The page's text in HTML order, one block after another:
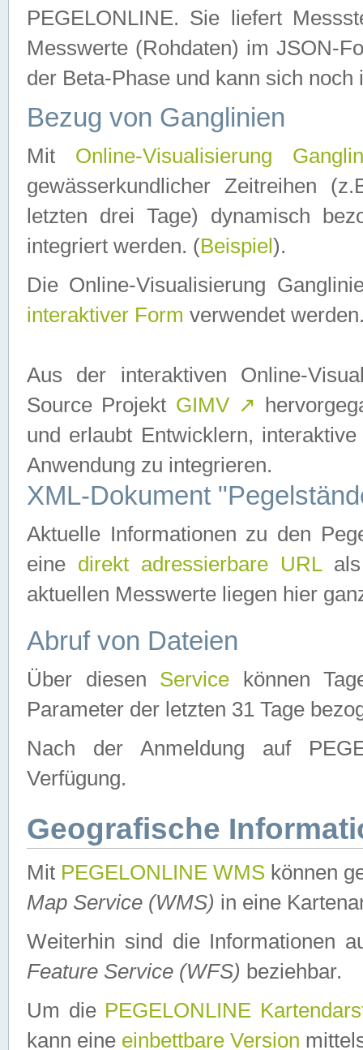
PEGELONLINE. Sie liefert
Messwerte (Rohdaten) im JSON-
der Beta-Phase und kann sich noch
Bezug von Ganglinien
Mit Online-Visualisierung
gewässerkundlicher Zeitreihen
letzten drei Tage) dynamisch
integriert werden. (Beispiel ).
Die Online-Visualisierung
interaktiver Form verwendet
Aus der interaktiven Online-
Source Projekt GIMV ↗
und erlaubt Entwicklern,
Anwendung zu integrieren.
XML-Dokument
Aktuelle Informationen zu den
eine direkt adressierbare URLals
aktuellen Messwerte liegen hier
Abruf von Dateien
Über diesen Service können
Parameter der letzten 31 Tage
Nach der Anmeldung auf
Verfügung.
Geografische
Mit PEGELONLINE WMS können
Map Service (WMS) in eine
Weiterhin sind die Informationen
Feature Service (WFS) beziehbar.
Um die PEGELONLINE
kann eine einbettbare Version